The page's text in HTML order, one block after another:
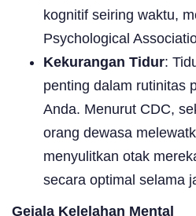
kognitif seiring waktu,
Psychological
Kekurangan Tidur:
penting dalam rutinitas
Anda. Menurut CDC,
orang dewasa
menyulitkan otak
secara optimal selama
Gejala Kelelahan Mental